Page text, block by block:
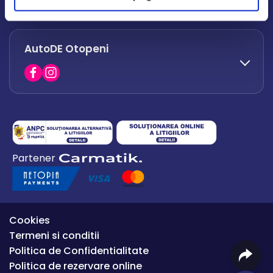
office.afumati@autode.ro
0730 063 852
0730 063 851
AutoDE Otopeni
0754 649 360
office.premium@autode.ro
Partener
Cookies
Termeni si conditii
Politica de Confidentialitate
Politica de rezervare online